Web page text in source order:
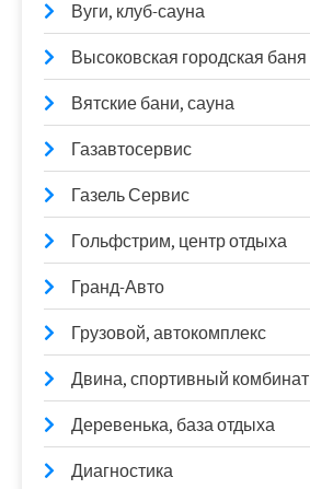
Вуги, клуб-сауна
Высоковская городская баня
Вятские бани, сауна
Газавтосервис
Газель Сервис
Гольфстрим, центр отдыха
Гранд-Авто
Грузовой, автокомплекс
Двина, спортивный комбинат
Деревенька, база отдыха
Диагностика